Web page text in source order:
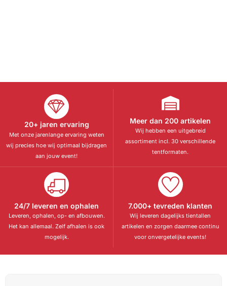
20+ jaren ervaring
Met onze jarenlange ervaring weten
wij precies hoe wij optimaal bijdragen
aan jouw event!
Meer dan 200 artikelen
Wij hebben een uitgebreid
assortiment incl. 30 verschillende
tentformaten.
24/7 leveren en ophalen
Leveren, ophalen, op- en afbouwen.
Het kan allemaal. Zelf afhalen is ook
mogelijk.
7.000+ tevreden klanten
Wij leveren dagelijks tientallen
artikelen en zorgen daarmee continu
voor onvergetelijke events!